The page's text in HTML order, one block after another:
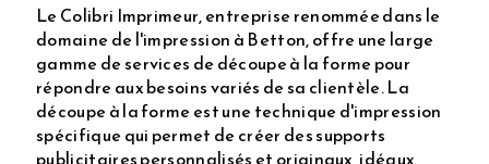
Le Colibri Imprimeur, entreprise renommée dans le
domaine de l'impression à Betton, offre une large
gamme de services de découpe à la forme pour
répondre aux besoins variés de sa clientèle. La
découpe à la forme est une technique d'impression
spécifique qui permet de créer des supports
publicitaires personnalisés et originaux, idéaux